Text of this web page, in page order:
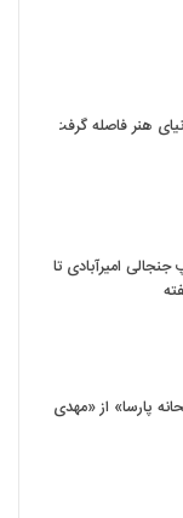
هنر فاصله گرفت
امیرآبادی تا
پارسا» از «مهدی